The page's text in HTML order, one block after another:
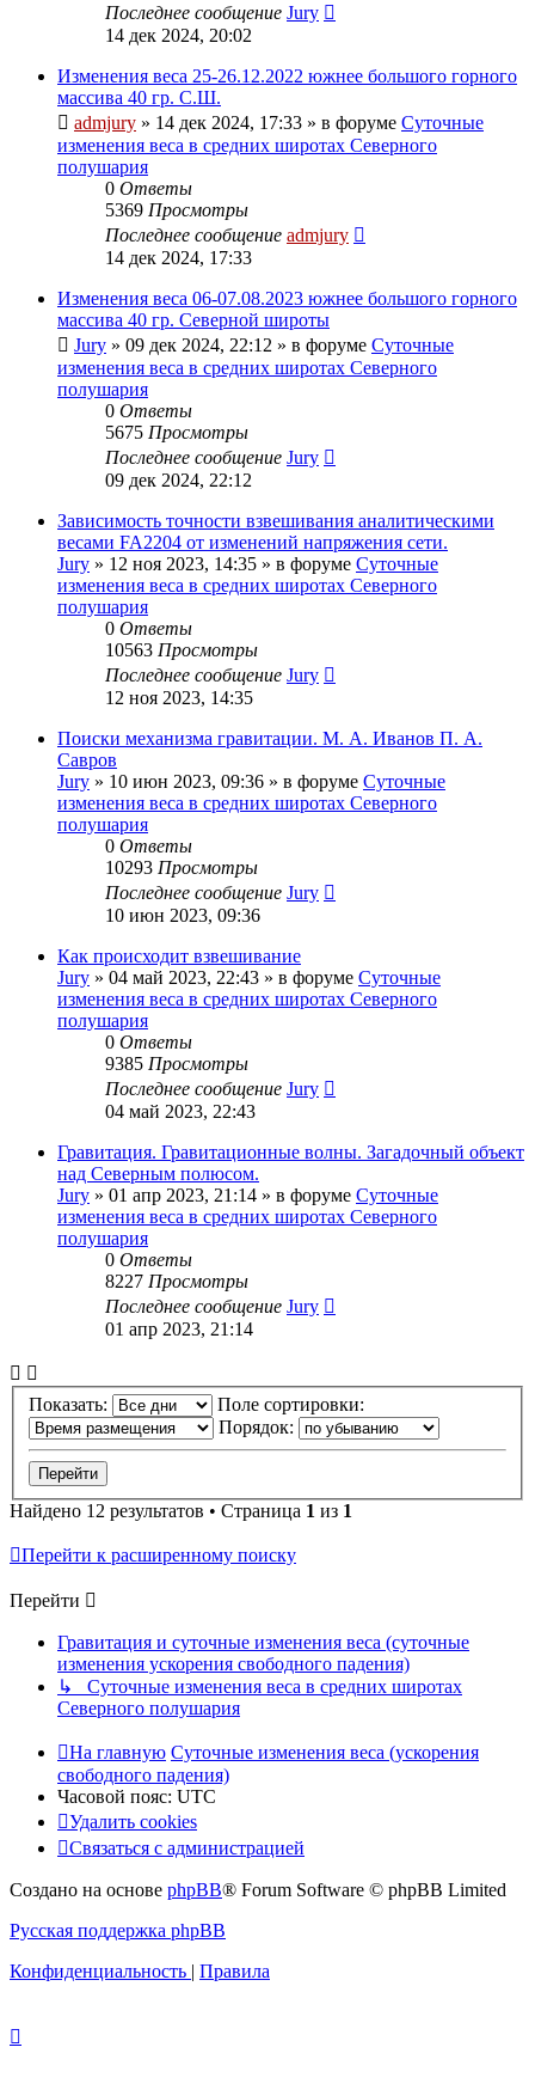
Последнее сообщение Jury
14 дек 2024, 20:02
Изменения веса 25-26.12.2022 южнее большого горного
массива 40 гр. С.Ш.
admjury » 14 дек 2024, 17:33 » в форуме Суточные
изменения веса в средних широтах Северного
полушария
0 Ответы
5369 Просмотры
Последнее сообщение admjury
14 дек 2024, 17:33
Изменения веса 06-07.08.2023 южнее большого горного
массива 40 гр. Северной широты
Jury » 09 дек 2024, 22:12 » в форуме Суточные
изменения веса в средних широтах Северного
полушария
0 Ответы
5675 Просмотры
Последнее сообщение Jury
09 дек 2024, 22:12
Зависимость точности взвешивания аналитическими
весами FA2204 от изменений напряжения сети.
Jury » 12 ноя 2023, 14:35 » в форуме Суточные
изменения веса в средних широтах Северного
полушария
0 Ответы
10563 Просмотры
Последнее сообщение Jury
12 ноя 2023, 14:35
Поиски механизма гравитации. М. А. Иванов П. А.
Савров
Jury » 10 июн 2023, 09:36 » в форуме Суточные
изменения веса в средних широтах Северного
полушария
0 Ответы
10293 Просмотры
Последнее сообщение Jury
10 июн 2023, 09:36
Как происходит взвешивание
Jury » 04 май 2023, 22:43 » в форуме Суточные
изменения веса в средних широтах Северного
полушария
0 Ответы
9385 Просмотры
Последнее сообщение Jury
04 май 2023, 22:43
Гравитация. Гравитационные волны. Загадочный объект
над Северным полюсом.
Jury » 01 апр 2023, 21:14 » в форуме Суточные
изменения веса в средних широтах Северного
полушария
0 Ответы
8227 Просмотры
Последнее сообщение Jury
01 апр 2023, 21:14
Показать:
Поле сортировки:
Порядок:
Найдено 12 результатов • Страница 1 из 1
Перейти к расширенному поиску
Перейти
Гравитация и суточные изменения веса (суточные
изменения ускорения свободного падения)
↳ Суточные изменения веса в средних широтах
Северного полушария
На главную Суточные изменения веса (ускорения
свободного падения)
Часовой пояс: UTC
Удалить cookies
Связаться с администрацией
Создано на основе phpBB® Forum Software © phpBB Limited
Русская поддержка phpBB
Конфиденциальность
Правила